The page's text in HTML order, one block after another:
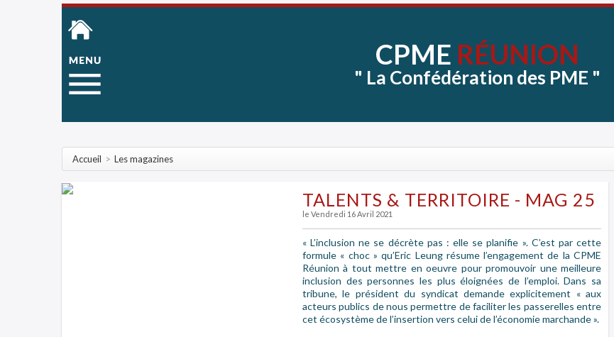
CPME RÉUNION
" La Confédération des PME "
Accueil > Les magazines
TALENTS & TERRITOIRE - MAG 25
le Vendredi 16 Avril 2021
« L’inclusion ne se décrète pas : elle se planifie ». C’est par cette
formule « choc » qu’Eric Leung résume l’engagement de la CPME
Réunion à tout mettre en oeuvre pour promouvoir une meilleure
inclusion des personnes les plus éloignées de l’emploi. Dans sa
tribune, le président du syndicat demande explicitement « aux
acteurs publics de nous permettre de faciliter les passerelles entre
cet écosystème de l’insertion vers celui de l’économie marchande ».